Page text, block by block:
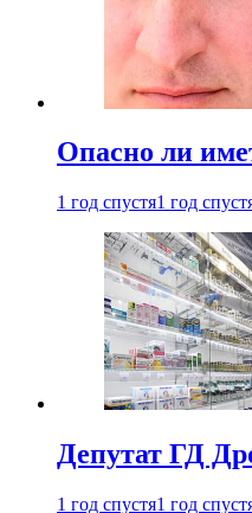
Опасно ли
1 год спустя1 год
Депутат ГД
1 год спустя1 год